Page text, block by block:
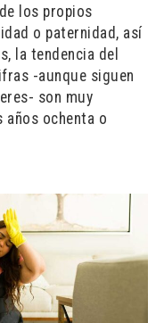
los propios
o paternidad, así
la tendencia del
-aunque siguen
son muy
años ochenta o